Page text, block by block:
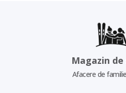
Magazin
Afacere de